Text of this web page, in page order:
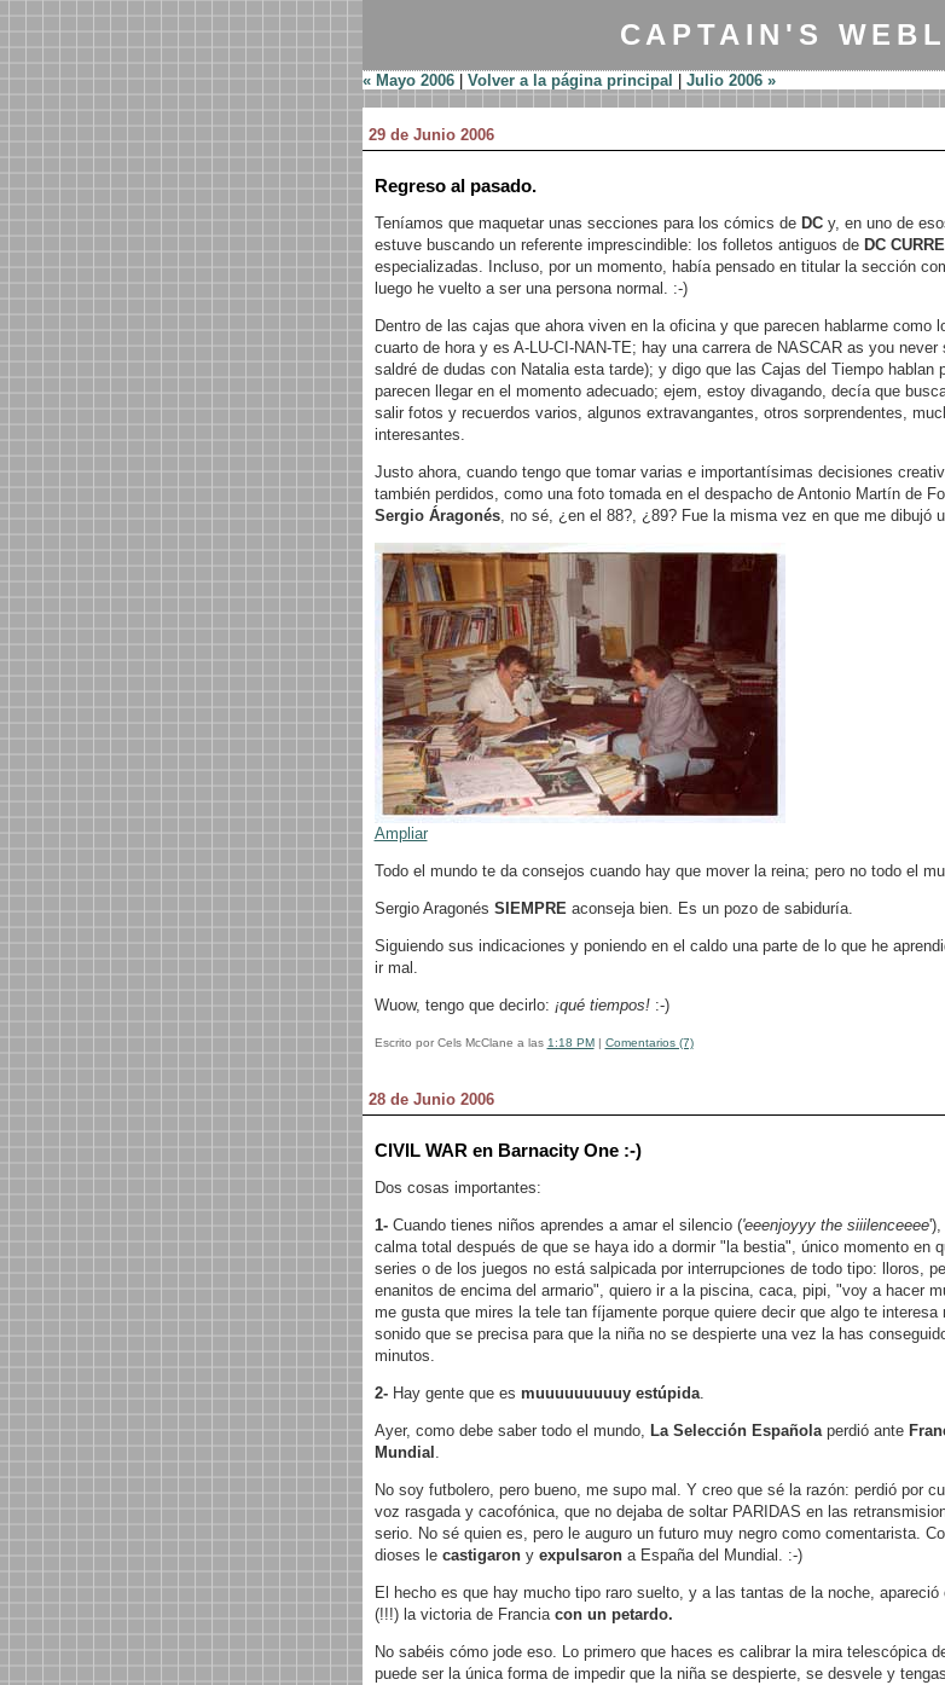
CAPTAIN'S
« Mayo 2006| Volver a la página principal Julio 2006 »
29 de Junio 2006
Regreso al pasado.
Teníamos que maquetar unas secciones para los cómics de DC y, en uno de
estuve buscando un referente imprescindible: los folletos antiguos de DC
especializadas. Incluso, por un momento, había pensado en titular la sección
luego he vuelto a ser una persona normal. :-)
Dentro de las cajas que ahora viven en la oficina y que parecen hablarme como
cuarto de hora y es A-LU-CI-NAN-TE; hay una carrera de NASCAR as you
saldré de dudas con Natalia esta tarde); y digo que las Cajas del Tiempo hablan
parecen llegar en el momento adecuado; ejem, estoy divagando, decía que
salir fotos y recuerdos varios, algunos extravangantes, otros sorprendentes,
interesantes.
Justo ahora, cuando tengo que tomar varias e importantísimas decisiones
también perdidos, como una foto tomada en el despacho de Antonio Martín de
Sergio Áragonés, no sé, ¿en el 88?, ¿89? Fue la misma vez en que me dibujó
Ampliar
Todo el mundo te da consejos cuando hay que mover la reina; pero no todo el
Sergio Aragonés SIEMPRE aconseja bien. Es un pozo de sabiduría.
Siguiendo sus indicaciones y poniendo en el caldo una parte de lo que he
ir mal.
Wuow, tengo que decirlo: ¡qué tiempos! :-)
Escrito por Cels McClane a las 1:18 PM| Comentarios (7)
28 de Junio 2006
CIVIL WAR en Barnacity One :-)
Dos cosas importantes:
1-Cuando tienes niños aprendes a amar el silencio ('eeenjoyyy the siiilenceeee'),
calma total después de que se haya ido a dormir "la bestia", único momento en
series o de los juegos no está salpicada por interrupciones de todo tipo: lloros,
enanitos de encima del armario", quiero ir a la piscina, caca, pipi, "voy a hacer
me gusta que mires la tele tan fíjamente porque quiere decir que algo te
sonido que se precisa para que la niña no se despierte una vez la has
minutos.
2-Hay gente que es muuuuuuuuuy estúpida.
Ayer, como debe saber todo el mundo, La Selección Española perdió ante
Mundial .
No soy futbolero, pero bueno, me supo mal. Y creo que sé la razón: perdió por
voz rasgada y cacofónica, que no dejaba de soltar PARIDAS en las
serio. No sé quien es, pero le auguro un futuro muy negro como comentarista.
dioses le castigaron y expulsaron a España del Mundial. :-)
El hecho es que hay mucho tipo raro suelto, y a las tantas de la noche,
(!!!) la victoria de Francia con un petardo.
No sabéis cómo jode eso. Lo primero que haces es calibrar la mira telescópica
puede ser la única forma de impedir que la niña se despierte, se desvele y